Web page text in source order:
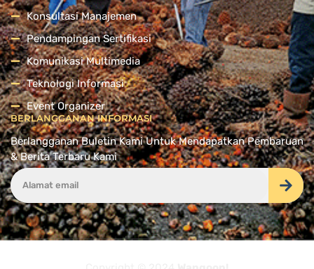
Konsultasi Manajemen
Pendampingan Sertifikasi
Komunikasi Multimedia
Teknologi Informasi
Event Organizer
BERLANGGANAN INFORMASI
Berlangganan Buletin Kami Untuk Mendapatkan Pembaruan
& Berita Terbaru Kami